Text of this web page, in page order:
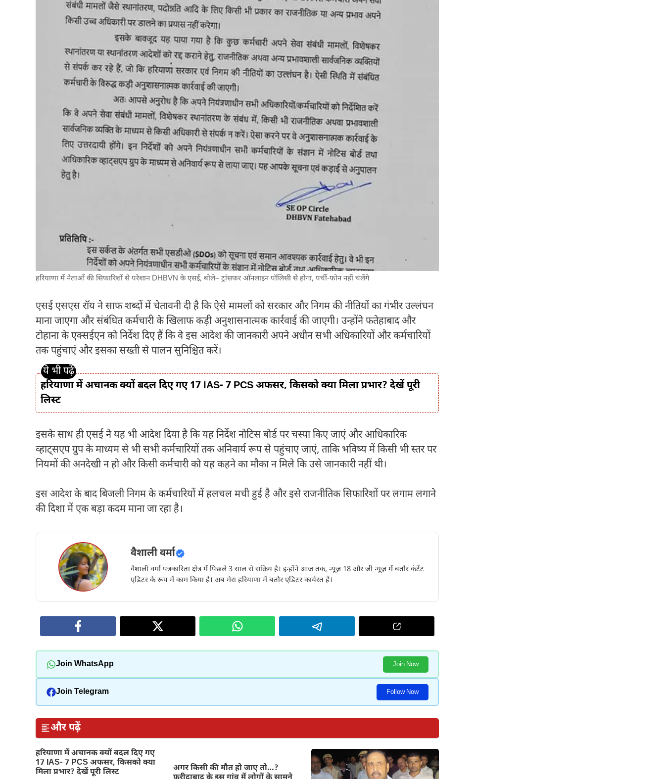
हरियाणा में नेताओं की सिफारिशों से परेशान DHBVN के एसई, बोले– ट्रांसफर ऑनलाइन पॉलिसी से होगा, पर्ची-फोन नहीं चलेंगे
एसई एसएस रॉय ने साफ शब्दों में चेतावनी दी है कि ऐसे मामलों को सरकार और निगम की नीतियों का गंभीर उल्लंघन
माना जाएगा और संबंधित कर्मचारी के खिलाफ कड़ी अनुशासनात्मक कार्रवाई की जाएगी। उन्होंने फतेहाबाद और
टोहाना के एक्सईएन को निर्देश दिए हैं कि वे इस आदेश की जानकारी अपने अधीन सभी अधिकारियों और कर्मचारियों
तक पहुंचाएं और इसका सख्ती से पालन सुनिश्चित करें।
हरियाणा में अचानक क्यों बदल दिए गए 17 IAS- 7 PCS अफसर, किसको क्या मिला प्रभार? देखें पूरी
लिस्ट
इसके साथ ही एसई ने यह भी आदेश दिया है कि यह निर्देश नोटिस बोर्ड पर चस्पा किए जाएं और आधिकारिक
व्हाट्सएप ग्रुप के माध्यम से भी सभी कर्मचारियों तक अनिवार्य रूप से पहुंचाए जाएं, ताकि भविष्य में किसी भी स्तर पर
नियमों की अनदेखी न हो और किसी कर्मचारी को यह कहने का मौका न मिले कि उसे जानकारी नहीं थी।
इस आदेश के बाद बिजली निगम के कर्मचारियों में हलचल मची हुई है और इसे राजनीतिक सिफारिशों पर लगाम लगाने
की दिशा में एक बड़ा कदम माना जा रहा है।
वैशाली वर्मा
वैशाली वर्मा पत्रकारिता क्षेत्र में पिछले 3 साल से सक्रिय है। इन्होंने आज तक, न्यूज़ 18 और जी न्यूज़ में बतौर कंटेंट
एडिटर के रूप में काम किया है। अब मेरा हरियाणा में बतौर एडिटर कार्यरत है।
Join WhatsApp Join Now
Join Telegram Follow Now
और पढ़ें
हरियाणा में अचानक क्यों बदल दिए गए
17 IAS- 7 PCS अफसर, किसको क्या
मिला प्रभार? देखें पूरी लिस्ट
अगर किसी की मौत हो जाए तो…?